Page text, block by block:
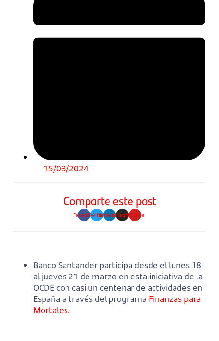
15/03/2024
Comparte este post
FacebookTwitterLinkedinInstagramYoutube
Banco Santander participa desde el lunes 18
al jueves 21 de marzo en esta iniciativa de la
OCDE con casi un centenar de actividades en
España a través del programa Finanzas para
Mortales.